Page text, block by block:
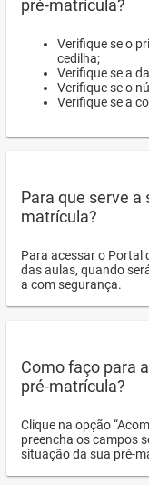
pré-matrícula?
Verifique se o
cedilha;
Verifique se a
Verifique se o
Verifique se a
Para que serve a
matrícula?
Para acessar o Portal
das aulas, quando
a com segurança.
Como faço para
pré-matrícula?
Clique na opção
preencha os campos
situação da sua pré-